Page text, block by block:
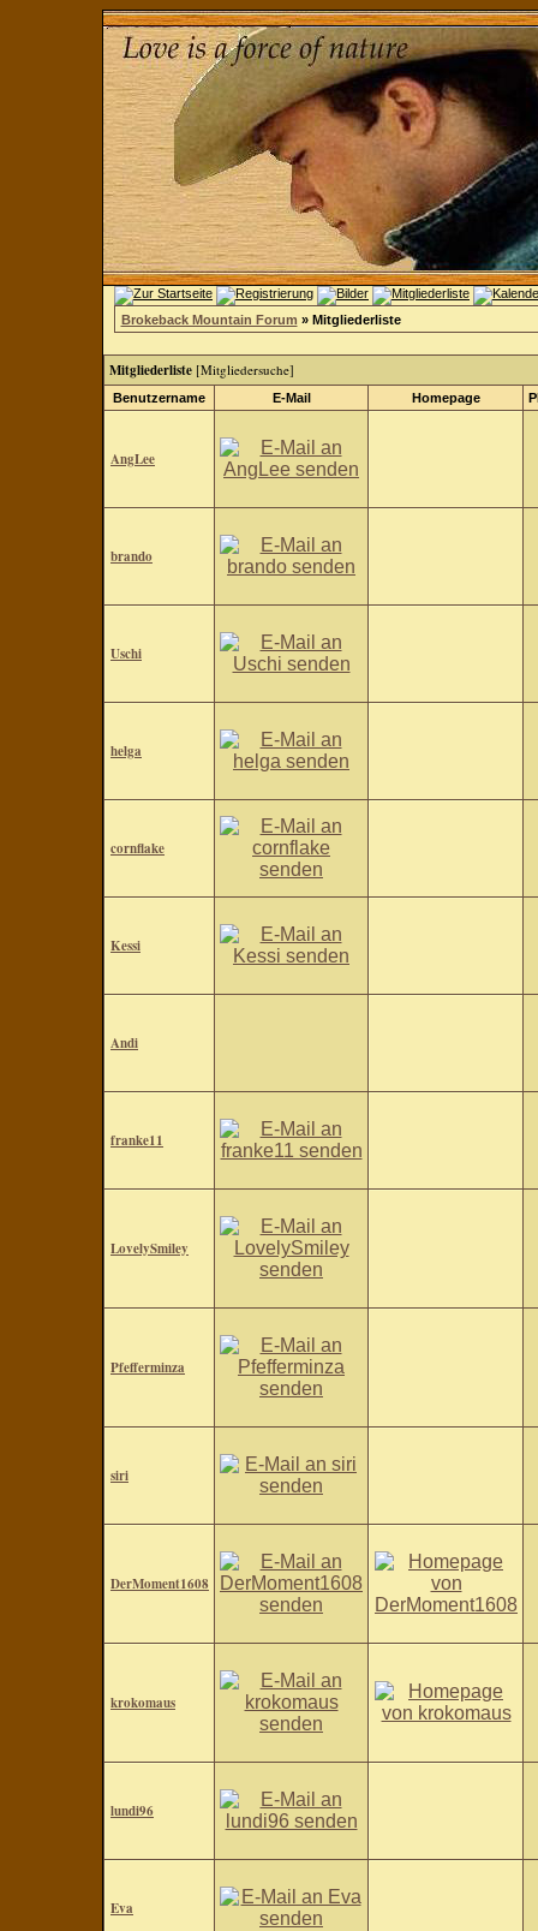
Brokeback Mountain Forum » Mitgliederliste
Mitgliederliste [Mitgliedersuche]
Benutzername E-Mail Homepage
AngLee
brando
Uschi
helga
cornflake
Kessi
Andi
franke11
LovelySmiley
Pfefferminza
siri
DerMoment1608
krokomaus
lundi96
Eva